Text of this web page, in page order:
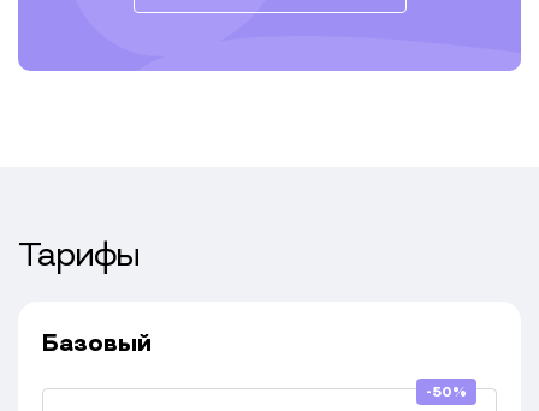
Тарифы
Базовый
-50%